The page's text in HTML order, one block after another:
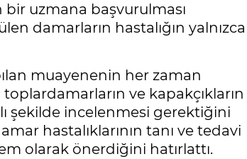
uzmana başvurulması
damarların hastalığın yalnızca
muayenenin her zaman
ve kapakçıkların
şekilde incelenmesi gerektiğini
hastalıklarının tanı ve tedavi
olarak önerdiğini hatırlattı.